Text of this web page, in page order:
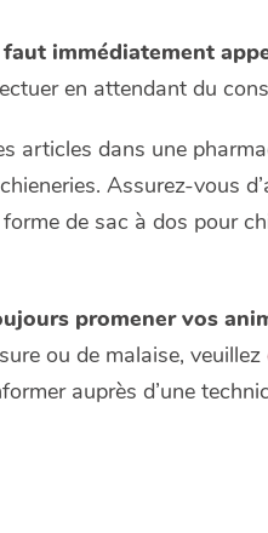
immédiatement
en attendant du
articles dans une
Assurez-vous
de sac à dos pour
promener vos
ou de malaise, veuillez
auprès d’une